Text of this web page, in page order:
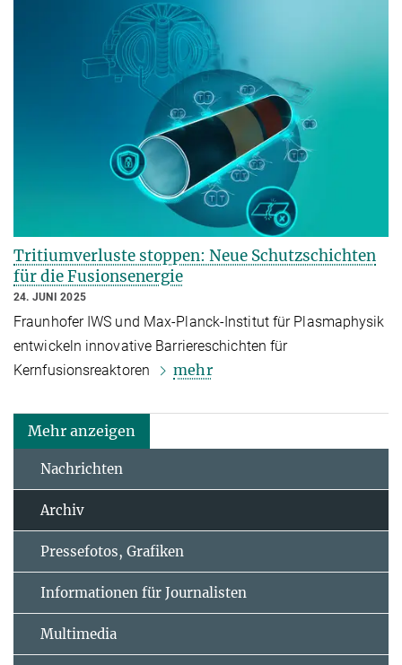
Tritiumverluste stoppen: Neue Schutzschichten
für die Fusionsenergie
24. JUNI 2025
Fraunhofer IWS und Max-Planck-Institut für Plasmaphysik
entwickeln innovative Barriereschichten für
Kernfusionsreaktoren
mehr
Mehr anzeigen
Nachrichten
Archiv
Pressefotos, Grafiken
Informationen für Journalisten
Multimedia